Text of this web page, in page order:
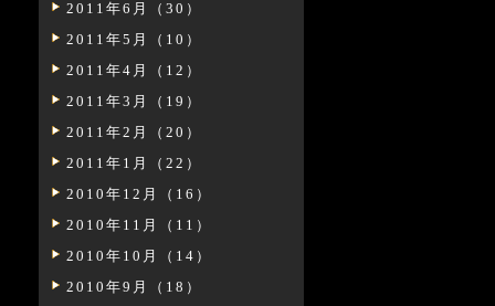
2011年6月（30）
2011年5月（10）
2011年4月（12）
2011年3月（19）
2011年2月（20）
2011年1月（22）
2010年12月（16）
2010年11月（11）
2010年10月（14）
2010年9月（18）